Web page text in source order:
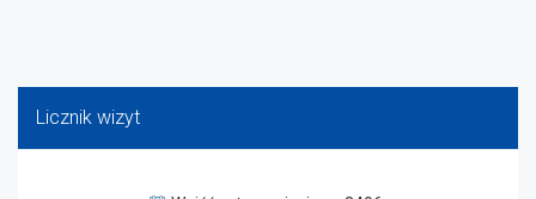
Licznik wizyt